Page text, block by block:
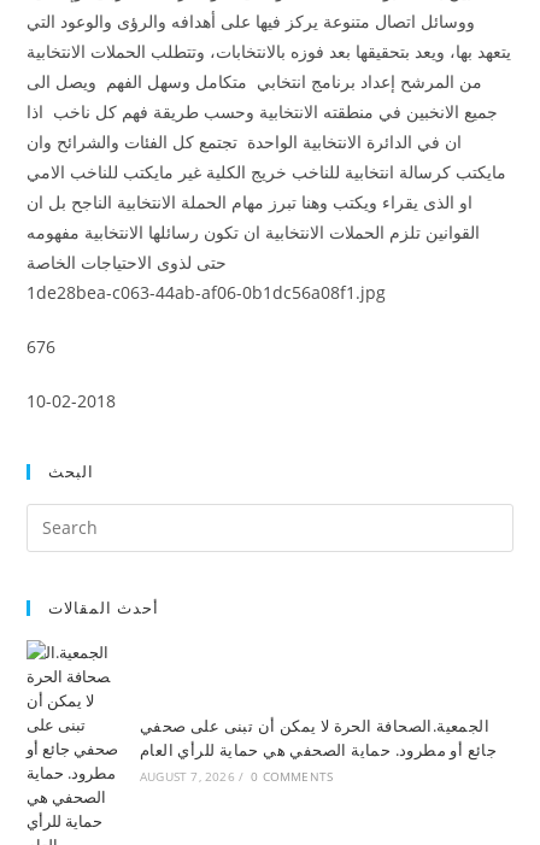
ووسائل اتصال متنوعة يركز فيها على أهدافه والرؤى والوعود التي
يتعهد بها، ويعد بتحقيقها بعد فوزه بالانتخابات، وتتطلب الحملات الانتخابية
من المرشح إعداد برنامج انتخابي متكامل وسهل الفهم ويصل الى
جميع الانخبين في منطقته الانتخابية وحسب طريقة فهم كل ناخب اذا
ان في الدائرة الانتخابية الواحدة تجتمع كل الفئات والشرائح وان
مايكتب كرسالة انتخابية للناخب خريج الكلية غير مايكتب للناخب الامي
او الذى يقراء ويكتب وهنا تبرز مهام الحملة الانتخابية الناجح بل ان
القوانين تلزم الحملات الانتخابية ان تكون رسائلها الانتخابية مفهومه
حتى لذوى الاحتياجات الخاصة
1de28bea-c063-44ab-af06-0b1dc56a08f1.jpg
676
10-02-2018
البحث
أحدث المقالات
الجمعية.الصحافة الحرة لا يمكن أن تبنى على صحفي
AUGUST 7, 2026 / 0 COMMENTS